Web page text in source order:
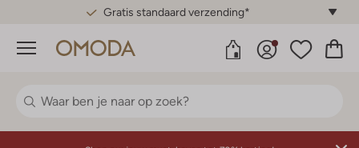
Gratis standaard verzending*
Menu